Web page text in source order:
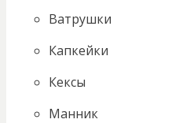
Ватрушки
Капкейки
Кексы
Манник